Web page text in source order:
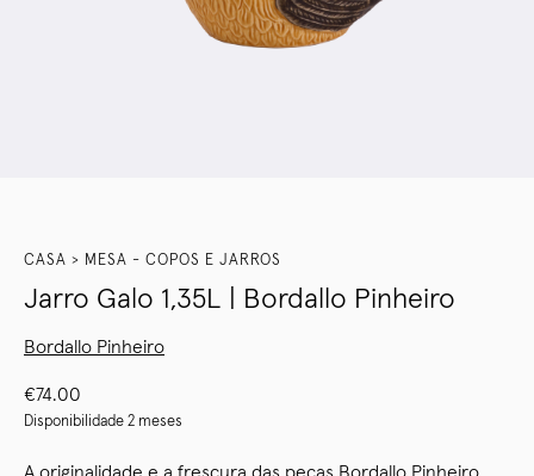
CASA MESA - COPOS E JARROS
Jarro Galo 1,35L | Bordallo Pinheiro
Bordallo Pinheiro
€74.00
Disponibilidade 2 meses